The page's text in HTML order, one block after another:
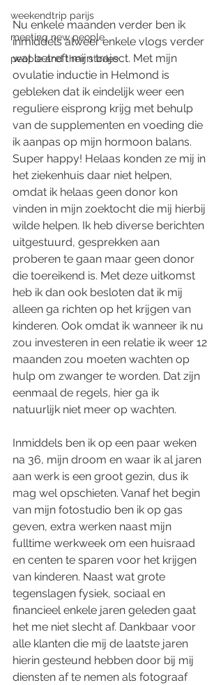
weekendtrip parijs
meeting new people
people and their stories
Nu enkele maanden verder ben ik
inmiddels alweer enkele vlogs verder
wat betreft mijn traject. Met mijn
ovulatie inductie in Helmond is
gebleken dat ik eindelijk weer een
reguliere eisprong krijg met behulp
van de supplementen en voeding die
ik aanpas op mijn hormoon balans.
Super happy! Helaas konden ze mij in
het ziekenhuis daar niet helpen,
omdat ik helaas geen donor kon
vinden in mijn zoektocht die mij hierbij
wilde helpen. Ik heb diverse berichten
uitgestuurd, gesprekken aan
proberen te gaan maar geen donor
die toereikend is. Met deze uitkomst
heb ik dan ook besloten dat ik mij
alleen ga richten op het krijgen van
kinderen. Ook omdat ik wanneer ik nu
zou investeren in een relatie ik weer 12
maanden zou moeten wachten op
hulp om zwanger te worden. Dat zijn
eenmaal de regels, hier ga ik
natuurlijk niet meer op wachten.
Inmiddels ben ik op een paar weken
na 36, mijn droom en waar ik al jaren
aan werk is een groot gezin, dus ik
mag wel opschieten. Vanaf het begin
van mijn fotostudio ben ik op gas
geven, extra werken naast mijn
fulltime werkweek om een huisraad
en centen te sparen voor het krijgen
van kinderen. Naast wat grote
tegenslagen fysiek, sociaal en
financieel enkele jaren geleden gaat
het me niet slecht af. Dankbaar voor
alle klanten die mij de laatste jaren
hierin gesteund hebben door bij mij
diensten af te nemen als fotograaf